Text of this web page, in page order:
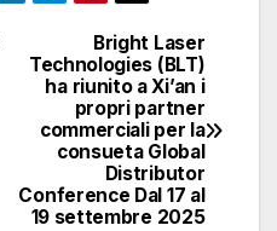
Bright Laser
Technologies (BLT)
ha riunito a Xi’an i
propri partner
commerciali per la
consueta Global
Distributor
Conference Dal 17 al
19 settembre 2025